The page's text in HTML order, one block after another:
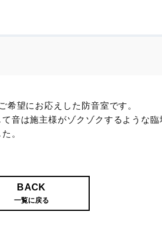
望にお応えした防音室です。
音は施主様がゾクゾクするような
。
BACK
一覧に戻る